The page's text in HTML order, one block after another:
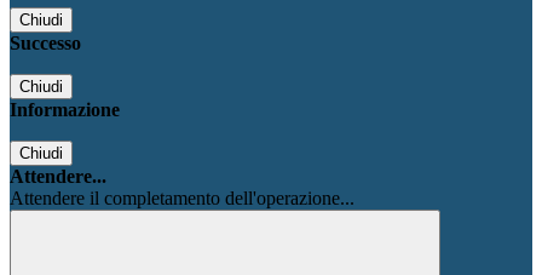
Chiudi
Successo
Chiudi
Informazione
Chiudi
Attendere...
Attendere il completamento dell'operazione...